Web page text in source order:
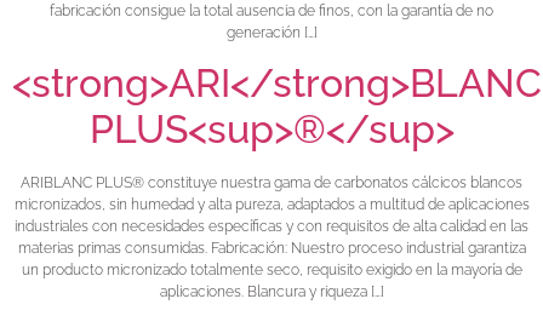
fabricación consigue la total ausencia de finos, con la garantía de no
generación […]
<strong>ARI</strong>BLANC
PLUS<sup>®</sup>
ARIBLANC PLUS® constituye nuestra gama de carbonatos cálcicos blancos
micronizados, sin humedad y alta pureza, adaptados a multitud de aplicaciones
industriales con necesidades específicas y con requisitos de alta calidad en las
materias primas consumidas. Fabricación: Nuestro proceso industrial garantiza
un producto micronizado totalmente seco, requisito exigido en la mayoría de
aplicaciones. Blancura y riqueza […]